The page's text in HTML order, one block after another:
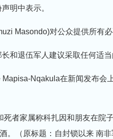
明中表示。
Masondo)对公众提供所有
和退伍军人建议采取任何适
Mapisa-Nqakula在新闻发布
死者家属称科扎因和朋友在院
。（原标题：自封锁以来 南